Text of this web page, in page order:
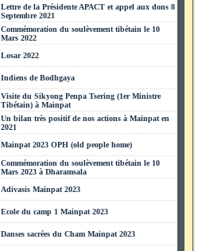
Lettre de la Présidente APACT et appel aux dons 8
Septembre 2021
Commémoration du soulèvement tibétain le 10
Mars 2022
Losar 2022
Indiens de Bodhgaya
Visite du Sikyong Penpa Tsering (1er Ministre
Tibétain) à Mainpat
Un bilan très positif de nos actions à Mainpat en
2021
Mainpat 2023 OPH (old people home)
Commémoration du soulèvement tibétain le 10
Mars 2023 à Dharamsala
Adivasis Mainpat 2023
Ecole du camp 1 Mainpat 2023
Danses sacrées du Cham Mainpat 2023